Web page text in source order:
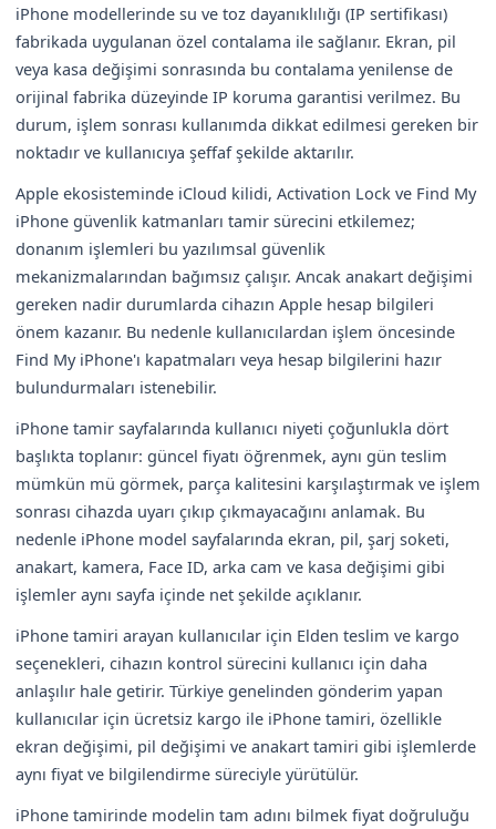
iPhone modellerinde su ve toz dayanıklılığı (IP sertifikası)
fabrikada uygulanan özel contalama ile sağlanır. Ekran, pil
veya kasa değişimi sonrasında bu contalama yenilense de
orijinal fabrika düzeyinde IP koruma garantisi verilmez. Bu
durum, işlem sonrası kullanımda dikkat edilmesi gereken bir
noktadır ve kullanıcıya şeffaf şekilde aktarılır.
Apple ekosisteminde iCloud kilidi, Activation Lock ve Find My
iPhone güvenlik katmanları tamir sürecini etkilemez;
donanım işlemleri bu yazılımsal güvenlik
mekanizmalarından bağımsız çalışır. Ancak anakart değişimi
gereken nadir durumlarda cihazın Apple hesap bilgileri
önem kazanır. Bu nedenle kullanıcılardan işlem öncesinde
Find My iPhone'ı kapatmaları veya hesap bilgilerini hazır
bulundurmaları istenebilir.
iPhone tamir sayfalarında kullanıcı niyeti çoğunlukla dört
başlıkta toplanır: güncel fiyatı öğrenmek, aynı gün teslim
mümkün mü görmek, parça kalitesini karşılaştırmak ve işlem
sonrası cihazda uyarı çıkıp çıkmayacağını anlamak. Bu
nedenle iPhone model sayfalarında ekran, pil, şarj soketi,
anakart, kamera, Face ID, arka cam ve kasa değişimi gibi
işlemler aynı sayfa içinde net şekilde açıklanır.
iPhone tamiri arayan kullanıcılar için Elden teslim ve kargo
seçenekleri, cihazın kontrol sürecini kullanıcı için daha
anlaşılır hale getirir. Türkiye genelinden gönderim yapan
kullanıcılar için ücretsiz kargo ile iPhone tamiri, özellikle
ekran değişimi, pil değişimi ve anakart tamiri gibi işlemlerde
aynı fiyat ve bilgilendirme süreciyle yürütülür.
iPhone tamirinde modelin tam adını bilmek fiyat doğruluğu